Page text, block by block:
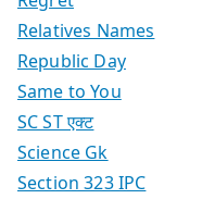
Relatives Names
Republic Day
Same to You
SC ST एक्ट
Science Gk
Section 323 IPC